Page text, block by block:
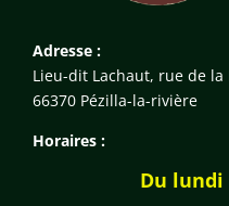
Adresse :
Lieu-dit Lachaut, rue de la
66370 Pézilla-la-rivière
Horaires :
Du lundi